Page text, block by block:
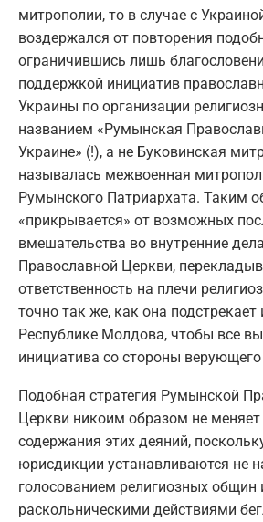
митрополии, то в случае с
воздержался от повторения
ограничившись лишь
поддержкой инициатив
Украины по организации
названием «Румынская
Украине» (!), а не Буковинская
называлась межвоенная
Румынского Патриархата. Таким
«прикрывается» от возможных
вмешательства во внутренние
Православной Церкви,
ответственность на плечи
точно так же, как она
Республике Молдова, чтобы все
инициатива со стороны
Подобная стратегия Румынской
Церкви никоим образом не меняет
содержания этих деяний,
юрисдикции устанавливаются не
голосованием религиозных общин
раскольническими действиями